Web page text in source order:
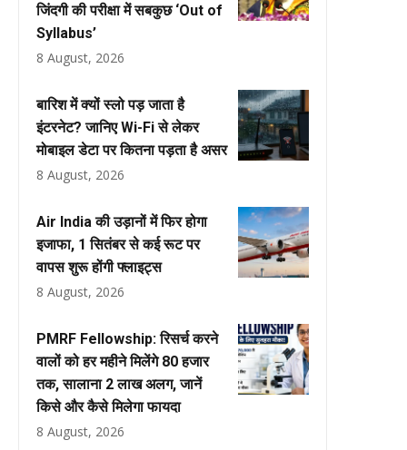
जिंदगी की परीक्षा में सबकुछ ‘Out of
Syllabus’
8 August, 2026
बारिश में क्यों स्लो पड़ जाता है
इंटरनेट? जानिए Wi-Fi से लेकर
मोबाइल डेटा पर कितना पड़ता है असर
8 August, 2026
Air India की उड़ानों में फिर होगा
इजाफा, 1 सितंबर से कई रूट पर
वापस शुरू होंगी फ्लाइट्स
8 August, 2026
PMRF Fellowship: रिसर्च करने
वालों को हर महीने मिलेंगे ₹80 हजार
तक, सालाना ₹2 लाख अलग, जानें
किसे और कैसे मिलेगा फायदा
8 August, 2026